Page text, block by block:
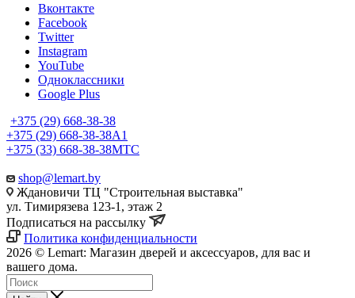
Вконтакте
Facebook
Twitter
Instagram
YouTube
Одноклассники
Google Plus
+375 (29) 668-38-38
+375 (29) 668-38-38A1
+375 (33) 668-38-38МТС
shop@lemart.by
Ждановичи ТЦ "Строительная выставка"
ул. Тимирязева 123-1, этаж 2
Подписаться на рассылку
Политика конфиденциальности
2026 © Lemart: Магазин дверей и аксессуаров, для вас и
вашего дома.